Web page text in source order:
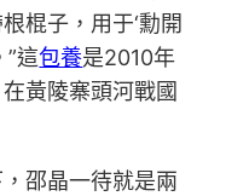
棍子，用于‘勳開
”這包養是2010年
黃陵寨頭河戰國
邵晶一待就是兩